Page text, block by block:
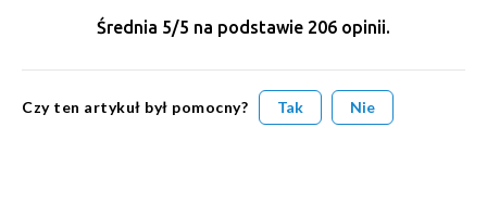
Średnia 5/5 na podstawie 206 opinii.
Czy ten artykuł był pomocny? Tak Nie